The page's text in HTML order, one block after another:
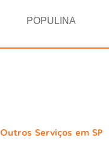
POPULINA
Outros Serviços em SP